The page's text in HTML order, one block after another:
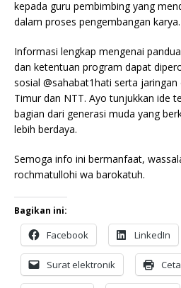
kepada guru pembimbing yang
dalam proses pengembangan karya.
Informasi lengkap mengenai
dan ketentuan program dapat
sosial @sahabat1hati serta jaringan
Timur dan NTT. Ayo tunjukkan ide
bagian dari generasi muda yang
lebih berdaya.
Semoga info ini bermanfaat,
rochmatullohi wa barokatuh.
Bagikan ini:
Facebook LinkedIn
Surat elektronik